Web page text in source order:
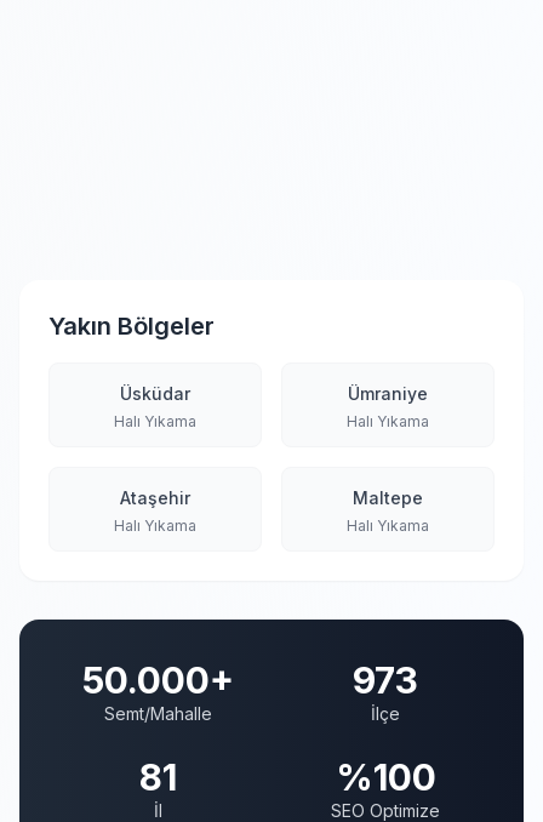
Yakın Bölgeler
Üsküdar
Halı Yıkama
Ümraniye
Halı Yıkama
Ataşehir
Halı Yıkama
Maltepe
Halı Yıkama
50.000+
Semt/Mahalle
973
İlçe
81
İl
%100
SEO Optimize